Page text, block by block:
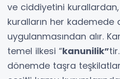
ve ciddiyetini
kuralların her kademede
uygulanmasından alır.
temel ilkesi “kanunilik”
dönemde taşra